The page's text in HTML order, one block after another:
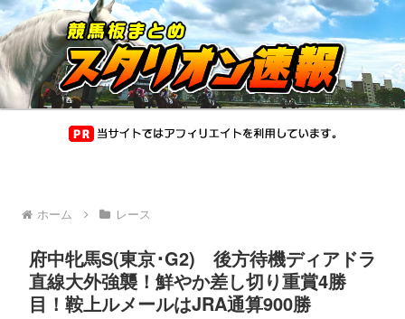
ホーム レース
府中牝馬S(東京･G2) 後方待機ディアドラ
直線大外強襲！鮮やか差し切り重賞4勝
目！鞍上ルメールはJRA通算900勝